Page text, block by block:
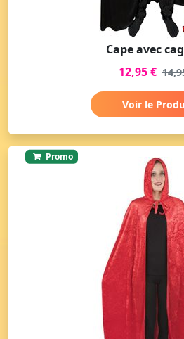
Cape avec
12,95 €
Voir le
Promo